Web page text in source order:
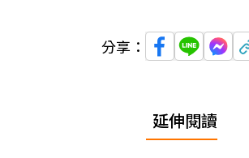
分享：
延伸閱讀